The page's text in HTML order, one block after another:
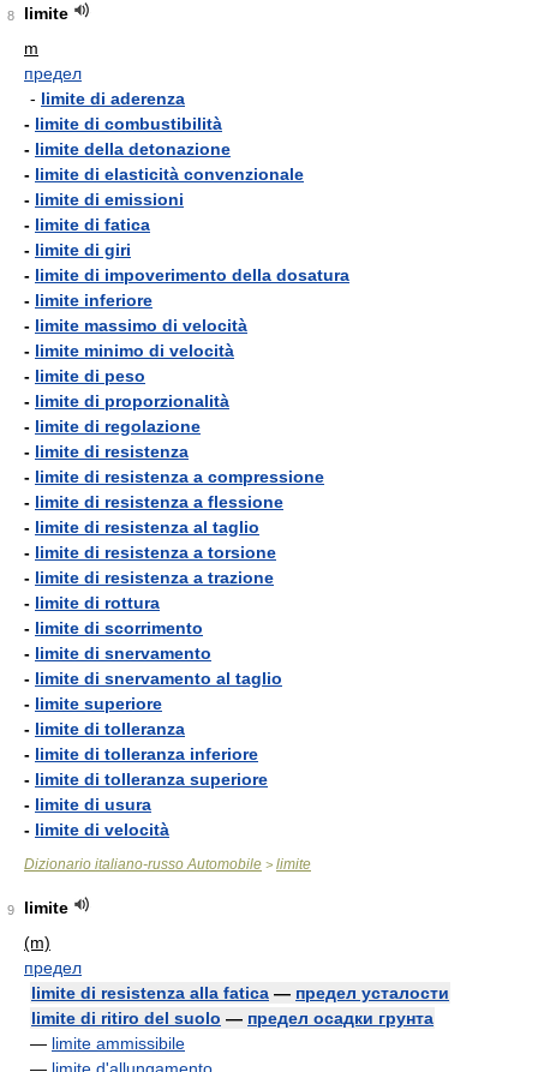
8
limite
m
предел
- limite di aderenza
- limite di combustibilità
- limite della detonazione
- limite di elasticità convenzionale
- limite di emissioni
- limite di fatica
- limite di giri
- limite di impoverimento della dosatura
- limite inferiore
- limite massimo di velocità
- limite minimo di velocità
- limite di peso
- limite di proporzionalità
- limite di regolazione
- limite di resistenza
- limite di resistenza a compressione
- limite di resistenza a flessione
- limite di resistenza al taglio
- limite di resistenza a torsione
- limite di resistenza a trazione
- limite di rottura
- limite di scorrimento
- limite di snervamento
- limite di snervamento al taglio
- limite superiore
- limite di tolleranza
- limite di tolleranza inferiore
- limite di tolleranza superiore
- limite di usura
- limite di velocità
Dizionario italiano-russo Automobile > limite
9
limite
(m)
предел
limite di resistenza alla fatica — предел усталости
limite di ritiro del suolo — предел осадки грунта
— limite ammissibile